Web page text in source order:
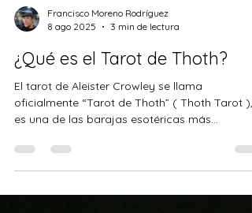
Francisco Moreno Rodríguez
8 ago 2025
3 min de lectura
¿Qué es el Tarot de Thoth?
El tarot de Aleister Crowley se llama
es una de las barajas esotéricas más
famosas,...